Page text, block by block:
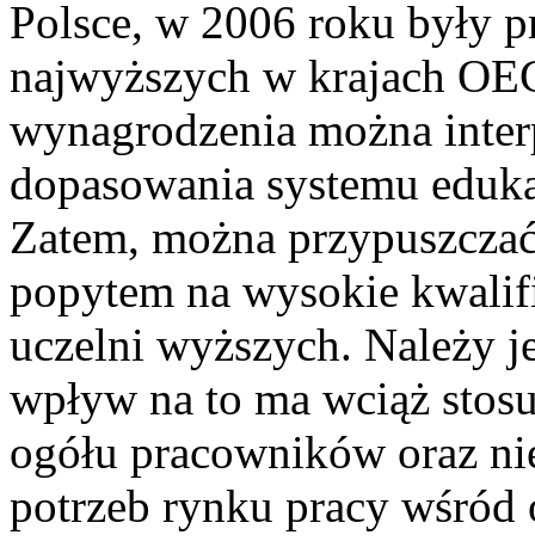
Polsce, w 2006 roku były
najwyższych w krajach
wynagrodzenia można
dopasowania systemu
Zatem, można
popytem na wysokie
uczelni wyższych. Należy
wpływ na to ma wciąż
ogółu pracowników oraz
potrzeb rynku pracy wśród